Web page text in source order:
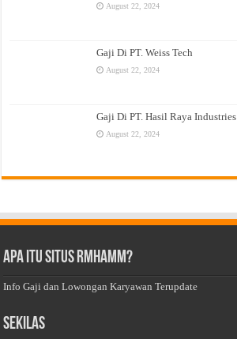
August 22, 2024
Gaji Di PT. Weiss Tech
August 22, 2024
Gaji Di PT. Hasil Raya Industries
August 22, 2024
Apa Itu Situs Rmhamm?
Info Gaji dan Lowongan Karyawan Terupdate
Sekilas